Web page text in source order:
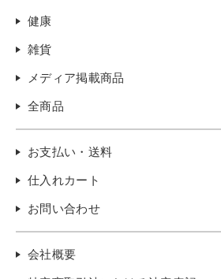
健康
雑貨
メディア掲載商品
全商品
お支払い・送料
仕入れカート
お問い合わせ
会社概要